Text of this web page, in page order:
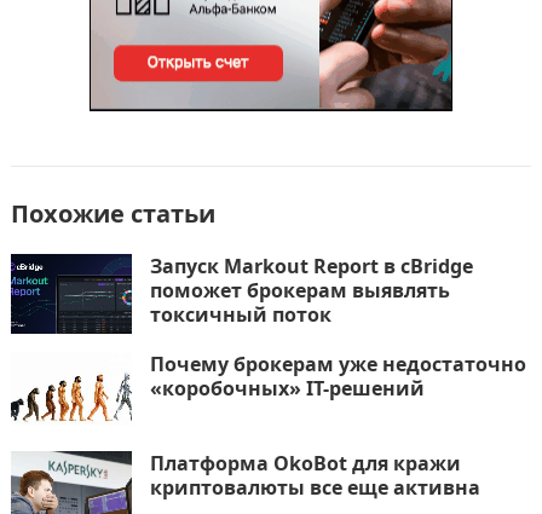
Похожие статьи
Запуск Markout Report в cBridge
поможет брокерам выявлять
токсичный поток
Почему брокерам уже недостаточно
«коробочных» IT-решений
Платформа OkoBot для кражи
криптовалюты все еще активна